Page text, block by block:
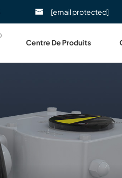
[email protected]
Centre De Produits